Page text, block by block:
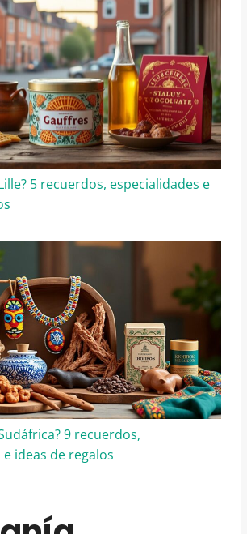
5 recuerdos, especialidades e
9 recuerdos,
ideas de regalos